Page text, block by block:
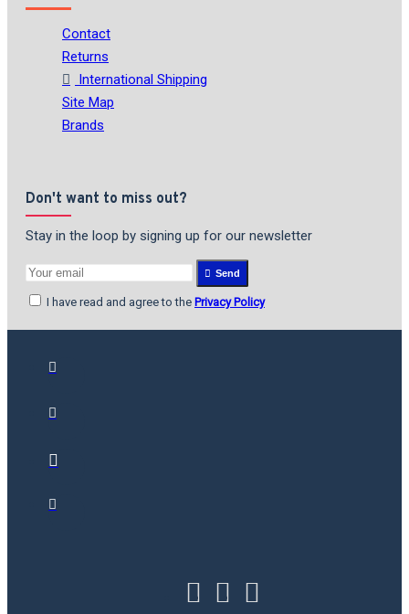
Contact
Returns
International Shipping
Site Map
Brands
Don't want to miss out?
Stay in the loop by signing up for our newsletter
Send
I have read and agree to the Privacy Policy